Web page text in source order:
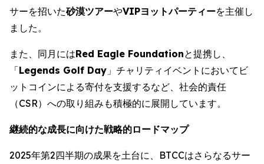
サーを招いた砂漠ツアーやVIPヨットパーティーを主催し
ました。
また、同月にはRed Eagle Foundationと提携し、
「Legends Golf Day 」チャリティイベントにおいてビ
ットコインによる寄付を支援するなど、社会的責任
（CSR）への取り組みも積極的に展開しています。
継続的な成長に向けた戦略的ロードマップ
2025年第2四半期の成果を土台に、BTCCはさらなるサー